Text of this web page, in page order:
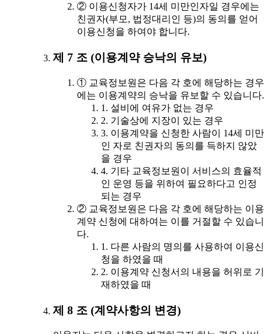
② 이용신청자가 14세 미만인자일 경우에는
친권자(부모, 법정대리인 등)의 동의를 얻어
이용신청을 하여야 합니다.
제 7 조 (이용계약 승낙의 유보)
① 교육정보원은 다음 각 호에 해당하는 경우
에는 이용계약의 승낙을 유보할 수 있습니다.
1. 설비에 여유가 없는 경우
2. 기술상에 지장이 있는 경우
3. 이용계약을 신청한 사람이 14세 미만
인 자로 친권자의 동의를 득하지 않았
을 경우
4. 기타 교육정보원이 서비스의 효율적
인 운영 등을 위하여 필요하다고 인정
되는 경우
② 교육정보원은 다음 각 호에 해당하는 이용
계약 신청에 대하여는 이를 거절할 수 있습니
다.
1. 다른 사람의 명의를 사용하여 이용신
청을 하였을 때
2. 이용계약 신청서의 내용을 허위로 기
재하였을 때
제 8 조 (계약사항의 변경)